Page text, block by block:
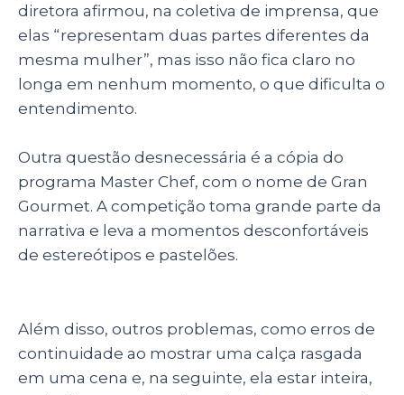
diretora afirmou, na coletiva de imprensa, que
elas “representam duas partes diferentes da
mesma mulher”, mas isso não fica claro no
longa em nenhum momento, o que dificulta o
entendimento.
Outra questão desnecessária é a cópia do
programa Master Chef, com o nome de Gran
Gourmet. A competição toma grande parte da
narrativa e leva a momentos desconfortáveis
de estereótipos e pastelões.
Além disso, outros problemas, como erros de
continuidade ao mostrar uma calça rasgada
em uma cena e, na seguinte, ela estar inteira,